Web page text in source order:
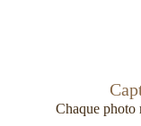
Chaque photo